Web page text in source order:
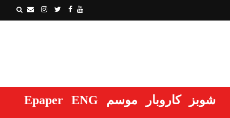
شوبز کاروبار موسم ENG
Epaper